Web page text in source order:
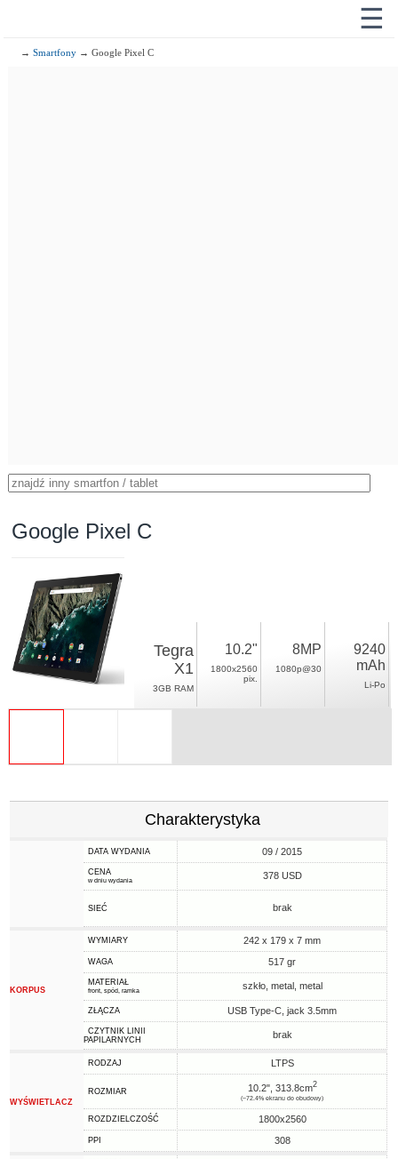
☰
→Smartfony → Google Pixel C
Google Pixel C
Tegra
X1
3GB RAM
10.2"
1800x2560
pix.
8MP
1080p@30
9240
mAh
Li-Po
Charakterystyka
DATA WYDANIA 09 / 2015
CENA
w dniu wydania 378 USD
SIEĆ brak
KORPUS
WYMIARY 242 x 179 x 7 mm
WAGA 517 gr
MATERIAŁ
front, spód, ramka szkło, metal, metal
ZŁĄCZA USB Type-C, jack 3.5mm
CZYTNIK LINII
PAPILARNYCH
brak
WYŚWIETLACZ
RODZAJ LTPS
ROZMIAR 10.2", 313.8cm2
(~72.4% ekranu do obudowy)
ROZDZIELCZOŚĆ 1800x2560
PPI 308